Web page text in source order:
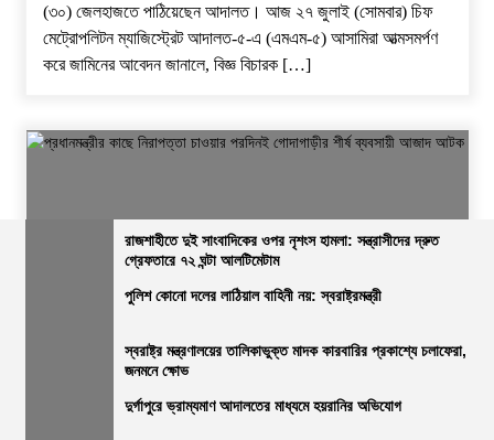
(৩০) জেলহাজতে পাঠিয়েছেন আদালত। ​আজ ২৭ জুলাই (সোমবার) চিফ
মেট্রোপলিটন ম্যাজিস্ট্রেট আদালত-৫-এ (এমএম-৫) আসামিরা আত্মসমর্পণ
করে জামিনের আবেদন জানালে, বিজ্ঞ বিচারক […]
প্রধানমন্ত্রীর কাছে নিরাপত্তা চাওয়ার পরদিনই গোদাগাড়ীর শীর্ষ ব্যবসায়ী
ভোরের আভা ২০ জুলাই, ২০২৬, ১:১৫ অপরাহ্ন
রাজশাহীতে দুই সাংবাদিকের ওপর নৃশংস হামলা: সন্ত্রাসীদের দ্রুত
গ্রেফতারে ৭২ ঘন্টা আলটিমেটাম
পুলিশ কোনো দলের লাঠিয়াল বাহিনী নয়: স্বরাষ্ট্রমন্ত্রী
স্বরাষ্ট্র মন্ত্রণালয়ের তালিকাভুক্ত মাদক কারবারির প্রকাশ্যে চলাফেরা,
জনমনে ক্ষোভ
দুর্গাপুরে ভ্রাম্যমাণ আদালতের মাধ্যমে হয়রানির অভিযোগ